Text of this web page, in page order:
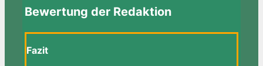
Bewertung der Redaktion
Fazit